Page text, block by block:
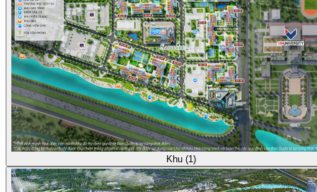
Khu (1)